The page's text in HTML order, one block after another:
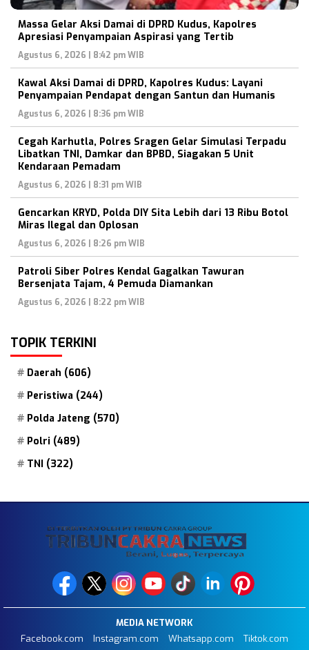
Massa Gelar Aksi Damai di DPRD Kudus, Kapolres
Apresiasi Penyampaian Aspirasi yang Tertib
Agustus 6, 2026 | 8:42 pm WIB
Kawal Aksi Damai di DPRD, Kapolres Kudus: Layani
Penyampaian Pendapat dengan Santun dan Humanis
Agustus 6, 2026 | 8:36 pm WIB
Cegah Karhutla, Polres Sragen Gelar Simulasi Terpadu
Libatkan TNI, Damkar dan BPBD, Siagakan 5 Unit
Kendaraan Pemadam
Agustus 6, 2026 | 8:31 pm WIB
Gencarkan KRYD, Polda DIY Sita Lebih dari 13 Ribu Botol
Miras Ilegal dan Oplosan
Agustus 6, 2026 | 8:26 pm WIB
Patroli Siber Polres Kendal Gagalkan Tawuran
Bersenjata Tajam, 4 Pemuda Diamankan
Agustus 6, 2026 | 8:22 pm WIB
TOPIK TERKINI
Daerah (606)
Peristiwa (244)
Polda Jateng (570)
Polri (489)
TNI (322)
MEDIA NETWORK
Facebook.com
Instagram.com Whatsapp.com
Tiktok.com